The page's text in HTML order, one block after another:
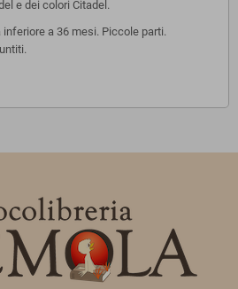
e dei colori Citadel.
a 36 mesi. Piccole parti.